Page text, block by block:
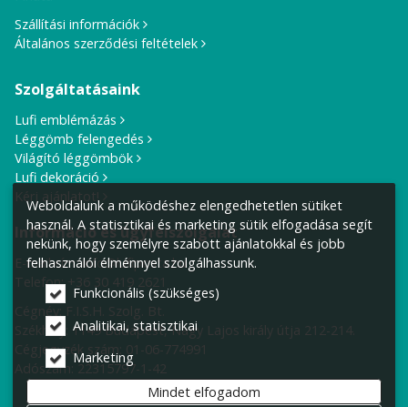
Szállítási információk
Általános szerződési feltételek
Szolgáltatásaink
Lufi emblémázás
Léggömb felengedés
Világító léggömbök
Lufi dekoráció
Kérj ajánlatot!
Információ és ügyfélszolgálat
E-mail cím:info@lufiposta.hu
Telefon:+36 30 419 2621
Cégnév: F.I.S.H. Szolg. Bt.
Székhely: 1149 Budapest, Nagy Lajos király útja 212-214.
Cégjegyzék szám: 01-06-774991
Adószám: 22315797-1-42
Weboldalunk a működéshez elengedhetetlen sütiket
használ. A statisztikai és marketing sütik elfogadása segít
nekünk, hogy személyre szabott ajánlatokkal és jobb
felhasználói élménnyel szolgálhassunk.
Funkcionális (szükséges)
Analitikai, statisztikai
Marketing
Mindet elfogadom